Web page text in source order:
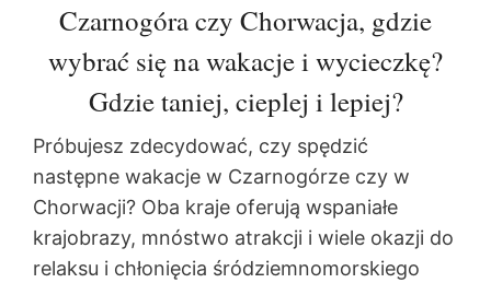
Czarnogóra czy Chorwacja, gdzie
wybrać się na wakacje i wycieczkę?
Gdzie taniej, cieplej i lepiej?
Próbujesz zdecydować, czy spędzić
następne wakacje w Czarnogórze czy w
Chorwacji? Oba kraje oferują wspaniałe
krajobrazy, mnóstwo atrakcji i wiele okazji do
relaksu i chłonięcia śródziemnomorskiego